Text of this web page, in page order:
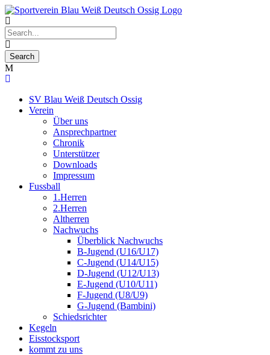
SV Blau Weiß Deutsch Ossig
Verein
Über uns
Ansprechpartner
Chronik
Unterstützer
Downloads
Impressum
Fussball
1.Herren
2.Herren
Altherren
Nachwuchs
Überblick Nachwuchs
B-Jugend (U16/U17)
C-Jugend (U14/U15)
D-Jugend (U12/U13)
E-Jugend (U10/U11)
F-Jugend (U8/U9)
G-Jugend (Bambini)
Schiedsrichter
Kegeln
Eisstocksport
kommt zu uns